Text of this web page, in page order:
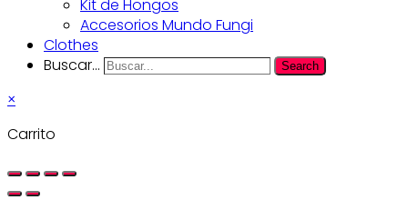
Kit de Hongos
Accesorios Mundo Fungi
Clothes
Buscar...
Search
×
Carrito